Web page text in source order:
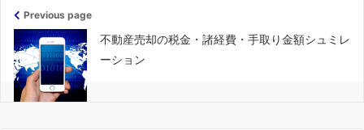
Previous page
不動産売却の税金・諸経費・手取り金額シュミレ
ーション